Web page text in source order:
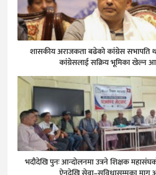
शासकीय अराजकता बढेको कांग्रेस सभापति
कांग्रेसलाई सक्रिय भूमिका खेल्न
भदौदेखि पुनः आन्दोलनमा उत्रने शिक्षक